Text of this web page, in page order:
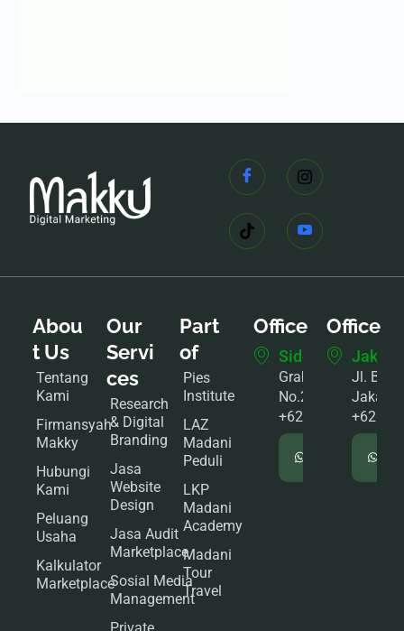
Abou
t Us
Tentang
Kami
Firmansyah
Makky
Hubungi
Kami
Peluang
Usaha
Kalkulator
Marketplace
Our
Servi
ces
Research
& Digital
Branding
Jasa
Website
Design
Jasa Audit
Marketplace
Sosial Media
Management
Private
Part
of
Pies
Institute
LAZ
Madani
Peduli
LKP
Madani
Academy
Madani
Tour
Travel
Office
Sidoarjo
Graha Mutiara B6
No.2
+62895333333368
WhatsApp
Office
Jl.
Jakarta